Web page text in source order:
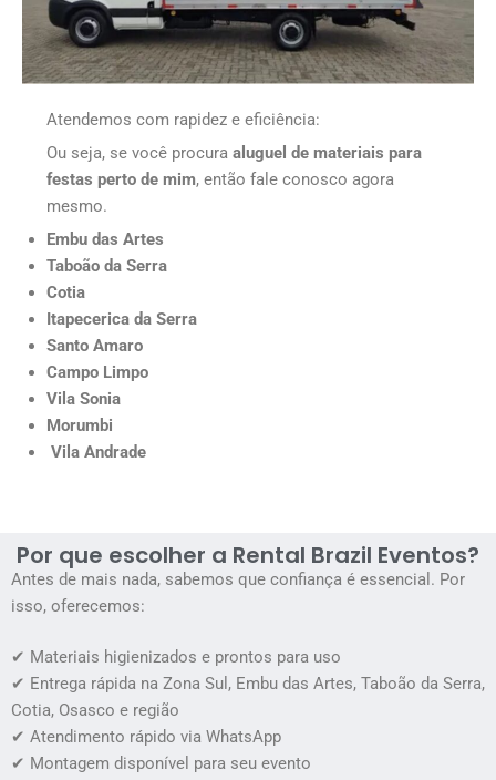
Atendemos com rapidez e eficiência:
Ou seja, se você procura aluguel de materiais para
festas perto de mim, então fale conosco agora
mesmo.
Embu das Artes
Taboão da Serra
Cotia
Itapecerica da Serra
Santo Amaro
Campo Limpo
Vila Sonia
Morumbi
Vila Andrade
Por que escolher a Rental Brazil Eventos?
Antes de mais nada, sabemos que confiança é essencial. Por
isso, oferecemos:
✔ Materiais higienizados e prontos para uso
✔ Entrega rápida na Zona Sul, Embu das Artes, Taboão da Serra,
Cotia, Osasco e região
✔ Atendimento rápido via WhatsApp
✔ Montagem disponível para seu evento